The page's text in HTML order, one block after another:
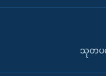
သုတပ